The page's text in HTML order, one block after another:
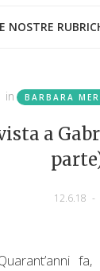
NOSTRE
in BARBARA
a
12.6.18 -